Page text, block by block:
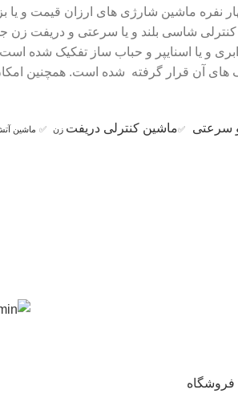
شاسی بلند و یا سرعتی و دریفت
ابری و یا اسنایپر و حباب ساز تفکیک
های آن قرار گرفته شده است. همچنین
سرعتی ✅ماشین کنترلی دریفت زن ✅ ماشین
فروشگاه